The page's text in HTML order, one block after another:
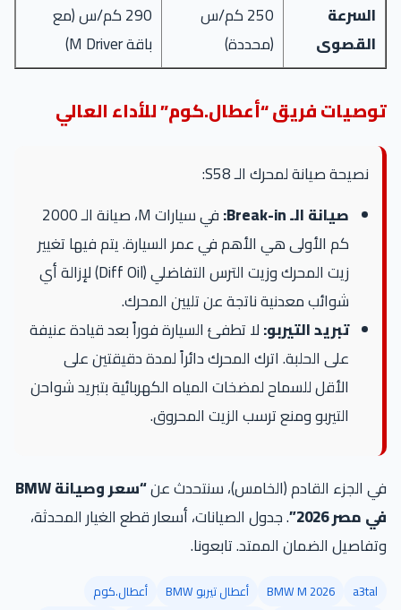
السرعة
القصوى
250 كم/س
(محددة)
290 كم/س (مع
باقة M Driver)
توصيات فريق “أعطال.كوم” للأداء العالي
نصيحة صيانة لمحرك الـ S58:
صيانة الـ Break-in:
في سيارات M، صيانة الـ 2000
كم الأولى هي الأهم في عمر السيارة. يتم فيها تغيير
زيت المحرك وزيت الترس التفاضلي (Diff Oil) لإزالة أي
شوائب معدنية ناتجة عن تليين المحرك.
تبريد التيربو:لا تطفئ السيارة فوراً بعد قيادة عنيفة
على الحلبة. اترك المحرك دائراً لمدة دقيقتين على
الأقل للسماح لمضخات المياه الكهربائية بتبريد شواحن
التيربو ومنع ترسب الزيت المحروق.
في الجزء القادم (الخامس)، سنتحدث عن
“سعر وصيانة BMW
في مصر 2026”
. جدول الصيانات، أسعار قطع الغيار المحدثة،
وتفاصيل الضمان الممتد. تابعونا.
a3tal
BMW M 2026 أعطال تيربو BMW
أعطال.كوم